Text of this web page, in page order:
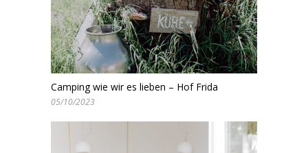
Camping wie wir es lieben – Hof Frida
05/10/2023